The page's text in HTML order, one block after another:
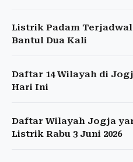
Listrik Padam Terjadwal
Bantul Dua Kali
Daftar 14 Wilayah di
Hari Ini
Daftar Wilayah Jogja
Listrik Rabu 3 Juni 2026